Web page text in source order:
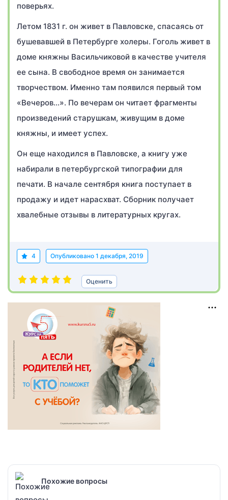
поверьях.
Летом 1831 г. он живет в Павловске, спасаясь от
бушевавшей в Петербурге холеры. Гоголь живет в
доме княжны Васильчиковой в качестве учителя
ее сына. В свободное время он занимается
творчеством. Именно там появился первый том
«Вечеров…». По вечерам он читает фрагменты
произведений старушкам, живущим в доме
княжны, и имеет успех.
Он еще находился в Павловске, а книгу уже
набирали в петербургской типографии для
печати. В начале сентября книга поступает в
продажу и идет нарасхват. Сборник получает
хвалебные отзывы в литературных кругах.
4 Опубликовано 1 декабря, 2019
Оценить
Похожие вопросы